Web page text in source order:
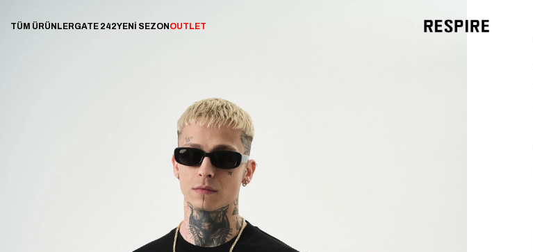
TÜM ÜRÜNLERGATE 242YENİ SEZONOUTLET